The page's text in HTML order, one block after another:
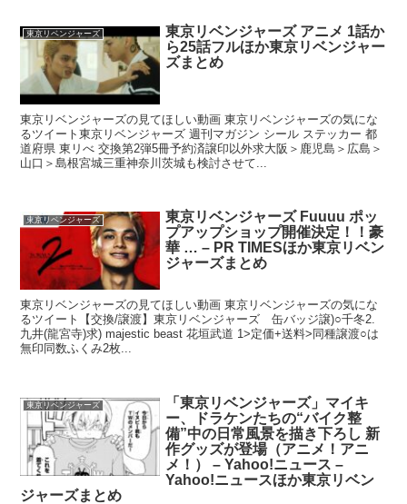
東京リベンジャーズ
東京リベンジャーズ アニメ 1話か
ら25話フルほか東京リベンジャー
ズまとめ
東京リベンジャーズの見てほしい動画 東京リベンジャーズの気にな
るツイート東京リベンジャーズ 週刊マガジン シール ステッカー 都
道府県 東リべ 交換第2弾5冊予約済譲印以外求大阪＞鹿児島＞広島＞
山口＞島根宮城三重神奈川茨城も検討させて...
東京リベンジャーズ
東京リベンジャーズ Fuuuu ポッ
プアップショップ開催決定！！豪
華 … – PR TIMESほか東京リベン
ジャーズまとめ
東京リベンジャーズの見てほしい動画 東京リベンジャーズの気にな
るツイート【交換/譲渡】東京リベンジャーズ 缶バッジ譲)○千冬2.
九井(龍宮寺)求) majestic beast 花垣武道 1>定価+送料>同種譲渡○は
無印同数ふくみ2枚...
東京リベンジャーズ
「東京リベンジャーズ」マイキ
ー、ドラケンたちの“バイク整
備”中の日常風景を描き下ろし 新
作グッズが登場（アニメ！アニ
メ！） – Yahoo!ニュース –
Yahoo!ニュースほか東京リベン
ジャーズまとめ